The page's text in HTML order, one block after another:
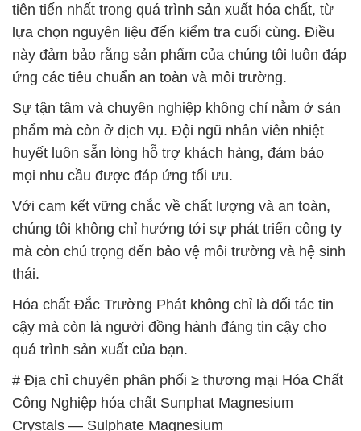
Sự tận tâm và chuyên nghiệp không chỉ nằm ở sản
phẩm mà còn ở dịch vụ. Đội ngũ nhân viên nhiệt
huyết luôn sẵn lòng hỗ trợ khách hàng, đảm bảo
mọi nhu cầu được đáp ứng tối ưu.
Với cam kết vững chắc về chất lượng và an toàn,
chúng tôi không chỉ hướng tới sự phát triển công ty
mà còn chú trọng đến bảo vệ môi trường và hệ sinh
thái.
Hóa chất Đắc Trường Phát không chỉ là đối tác tin
cậy mà còn là người đồng hành đáng tin cậy cho
quá trình sản xuất của bạn.
# Địa chỉ chuyên phân phối ≥ thương mại Hóa Chất
Công Nghiệp hóa chất Sunphat Magnesium
Crystals — Sulphate Magnesium
# Công ty phân phối / cung cấp Hóa Chất Công
Nghiệp hóa chất Sunphat Magnesium Crystals —
Sulphate Magnesium
# Nơi chuyên cung cấp ⌠ bán Hóa Chất Công